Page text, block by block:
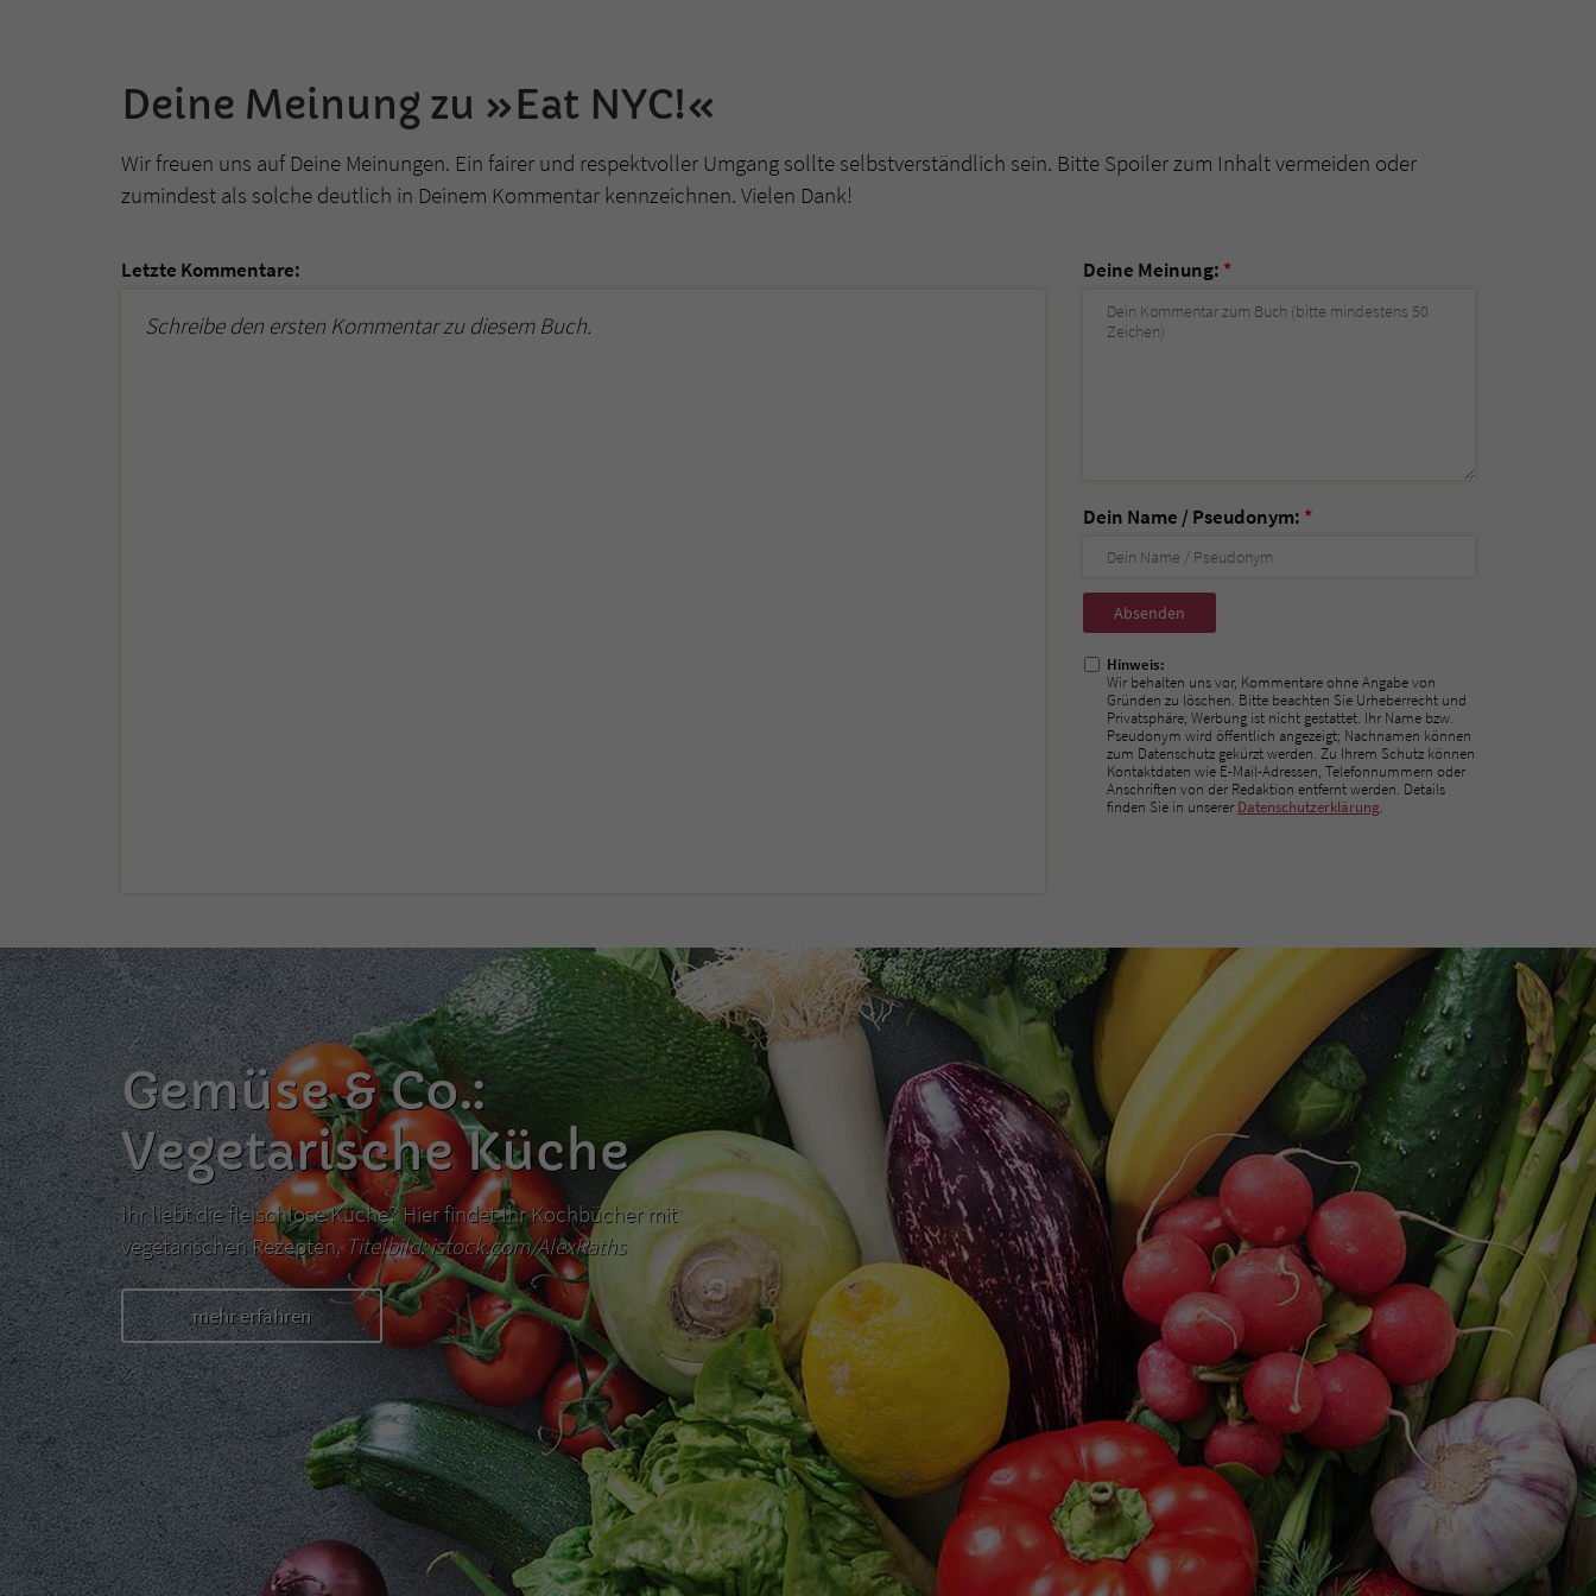
Deine Meinung zu »Eat NYC!«
Wir freuen uns auf Deine Meinungen. Ein fairer und respektvoller Umgang sollte selbstverständlich sein. Bitte Spoiler zum Inhalt vermeiden oder
zumindest als solche deutlich in Deinem Kommentar kennzeichnen. Vielen Dank!
Letzte Kommentare:
Schreibe den ersten Kommentar zu diesem Buch.
Deine Meinung: *
Dein Name / Pseudonym: *
Nicht
ausfüllen!
Hinweis:
Wir behalten uns vor, Kommentare ohne Angabe von
Gründen zu löschen. Bitte beachten Sie Urheberrecht und
Privatsphäre; Werbung ist nicht gestattet. Ihr Name bzw.
Pseudonym wird öffentlich angezeigt; Nachnamen können
zum Datenschutz gekürzt werden. Zu Ihrem Schutz können
Kontaktdaten wie E-Mail-Adressen, Telefonnummern oder
Anschriften von der Redaktion entfernt werden. Details
finden Sie in unserer Datenschutzerklärung.
Gemüse & Co.:
Vegetarische Küche
Ihr liebt die fleischlose Küche? Hier findet Ihr Kochbücher mit
vegetarischen Rezepten. Titelbild: istock.com/AlexRaths
mehr erfahren